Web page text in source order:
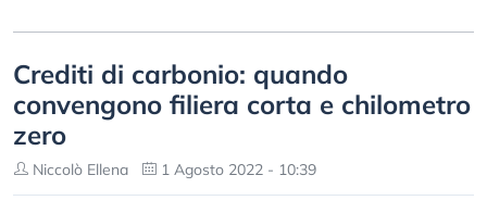
Crediti di carbonio: quando
convengono filiera corta e chilometro
zero
Niccolò Ellena 1 Agosto 2022 - 10:39